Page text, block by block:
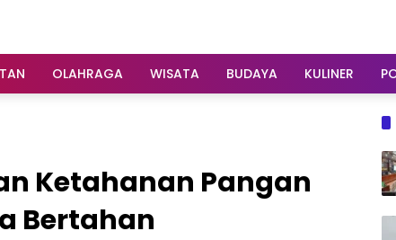
OLAHRAGA WISATA BUDAYA KULINER
Ketahanan Pangan
Bertahan